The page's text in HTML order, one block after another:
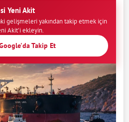
Yeni Akit
gelişmeleri yakından takip etmek için
Akit'i ekleyin.
Takip Et